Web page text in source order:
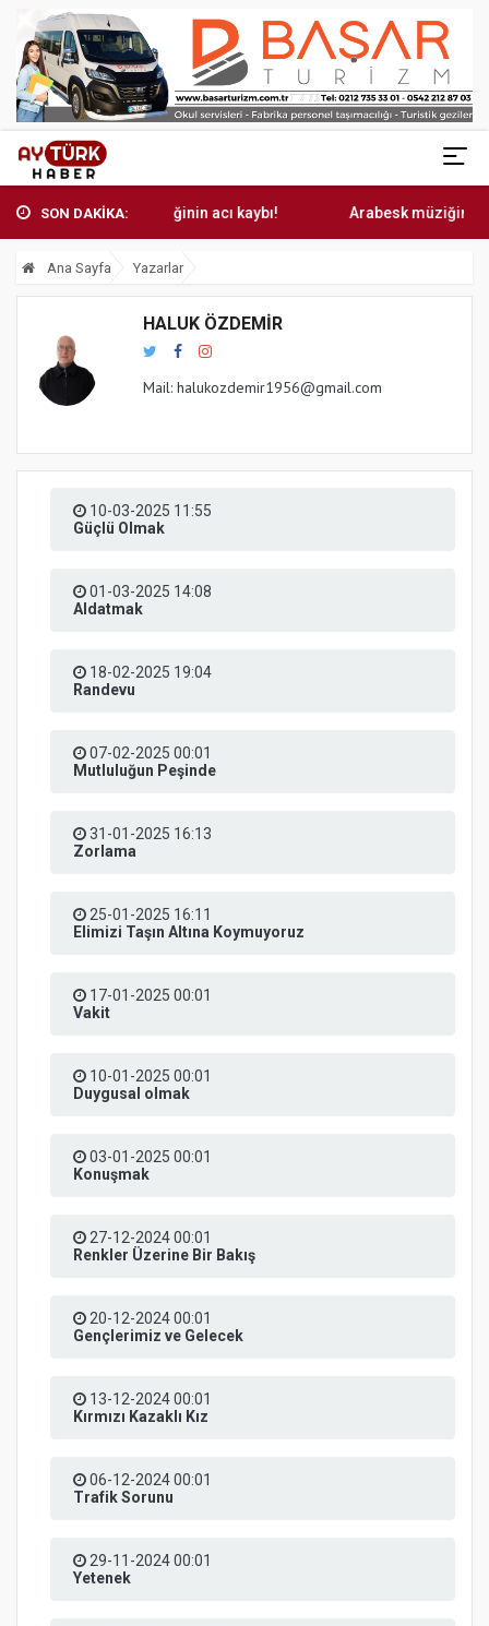
SON DAKİKA:
Arabesk müziğinin acı kaybı! Arabesk müziğinin acı
Ana Sayfa Yazarlar
HALUK ÖZDEMIR
Mail: halukozdemir1956@gmail.com
10-03-2025 11:55
Güçlü Olmak
01-03-2025 14:08
Aldatmak
18-02-2025 19:04
Randevu
07-02-2025 00:01
Mutluluğun Peşinde
31-01-2025 16:13
Zorlama
25-01-2025 16:11
Elimizi Taşın Altına Koymuyoruz
17-01-2025 00:01
Vakit
10-01-2025 00:01
Duygusal olmak
03-01-2025 00:01
Konuşmak
27-12-2024 00:01
Renkler Üzerine Bir Bakış
20-12-2024 00:01
Gençlerimiz ve Gelecek
13-12-2024 00:01
Kırmızı Kazaklı Kız
06-12-2024 00:01
Trafik Sorunu
29-11-2024 00:01
Yetenek